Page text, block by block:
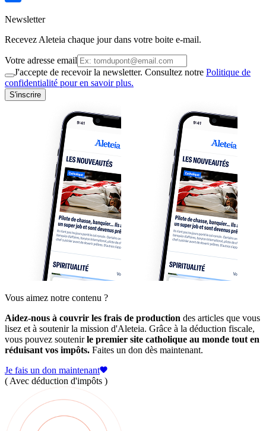
Newsletter
Recevez Aleteia chaque jour dans votre boite e-mail.
Votre adresse email
J'accepte de recevoir la newsletter. Consultez notre Politique de
confidentialité pour en savoir plus.
S'inscrire
Vous aimez notre contenu ?
Aidez-nous à couvrir les frais de production des articles que vous
lisez et à soutenir la mission d'Aleteia. Grâce à la déduction fiscale,
vous pouvez soutenirle premier site catholique au monde tout en
réduisant vos impôts. Faites un don dès maintenant.
Je fais un don maintenant
( Avec déduction d'impôts )